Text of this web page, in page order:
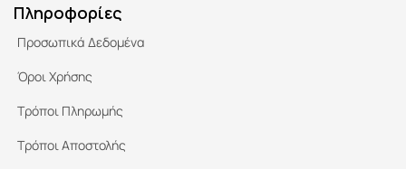
Πληροφορίες
Προσωπικά Δεδομένα
Όροι Χρήσης
Τρόποι Πληρωμής
Τρόποι Αποστολής